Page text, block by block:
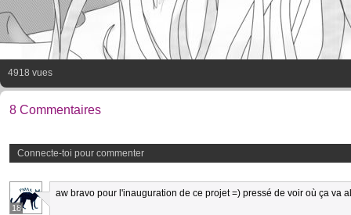
4918 vues
8 Commentaires
Connecte-toi pour commenter
18
aw bravo pour l'inauguration de ce projet =) pressé de voir où ça va